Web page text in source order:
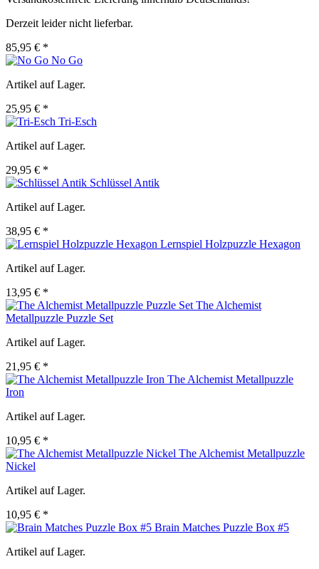
Derzeit leider nicht lieferbar.
85,95 € *
No Go
Artikel auf Lager.
25,95 € *
Tri-Esch
Artikel auf Lager.
29,95 € *
Schlüssel Antik
Artikel auf Lager.
38,95 € *
Lernspiel Holzpuzzle Hexagon
Artikel auf Lager.
13,95 € *
The Alchemist
Metallpuzzle Puzzle Set
Artikel auf Lager.
21,95 € *
The Alchemist Metallpuzzle
Iron
Artikel auf Lager.
10,95 € *
The Alchemist Metallpuzzle
Nickel
Artikel auf Lager.
10,95 € *
Brain Matches Puzzle Box #5
Artikel auf Lager.